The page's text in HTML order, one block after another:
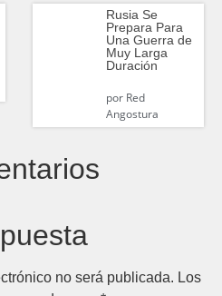
Rusia Se
Prepara Para
Una Guerra de
Muy Larga
Duración
porRed
Angostura
no será publicada. Los